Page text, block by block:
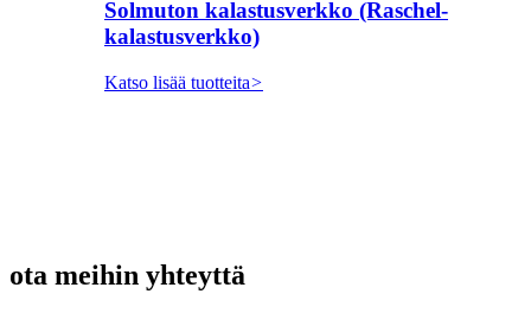
Solmuton kalastusverkko (Raschel-
kalastusverkko)
Katso lisää tuotteita>
ota meihin yhteyttä